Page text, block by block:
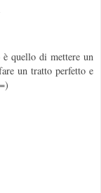
quello di mettere un
un tratto perfetto e